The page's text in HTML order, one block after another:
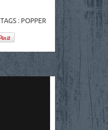
TAGS : POPPER